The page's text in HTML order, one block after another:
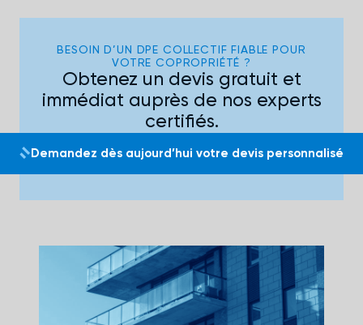
BESOIN D’UN DPE COLLECTIF FIABLE POUR
VOTRE COPROPRIÉTÉ ?
Obtenez un devis gratuit et
immédiat auprès de nos experts
certifiés.
Demandez dès aujourd’hui votre devis personnalisé